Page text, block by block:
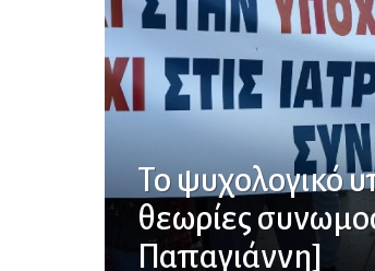
Το ψυχολογικό
θεωρίες
Παπαγιάννη]